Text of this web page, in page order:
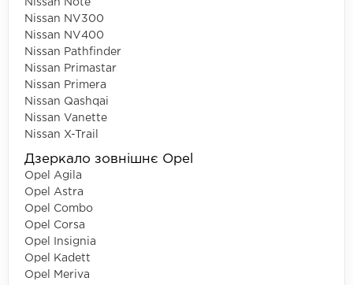
Nissan Note
Nissan NV300
Nissan NV400
Nissan Pathfinder
Nissan Primastar
Nissan Primera
Nissan Qashqai
Nissan Vanette
Nissan X-Trail
Дзеркало зовнішнє Opel
Opel Agila
Opel Astra
Opel Combo
Opel Corsa
Opel Insignia
Opel Kadett
Opel Meriva